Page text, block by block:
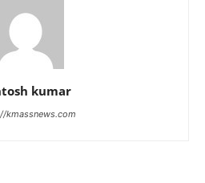
kumar
kmassnews.com